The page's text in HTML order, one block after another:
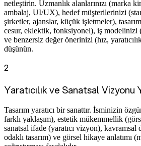
netleştirin. Uzmanlık alanlarınızı (marka
ambalaj, UI/UX), hedef müşterilerinizi
şirketler, ajanslar, küçük işletmeler),
cesur, eklektik, fonksiyonel), iş modelinizi
ve benzersiz değer önerinizi (hız,
düşünün.
2
Yaratıcılık ve Sanatsal Vizyonu
Tasarım yaratıcı bir sanattır. İsminizin
farklı yaklaşım), estetik mükemmellik
sanatsal ifade (yaratıcı vizyon),
odaklı tasarım) ve görsel hikaye anlatımı